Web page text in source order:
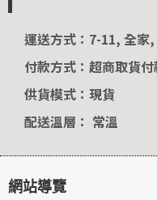
運送方式：7-11, 全家
付款方式：超商取貨
供貨模式：現貨
配送溫層： 常溫
網站導覽